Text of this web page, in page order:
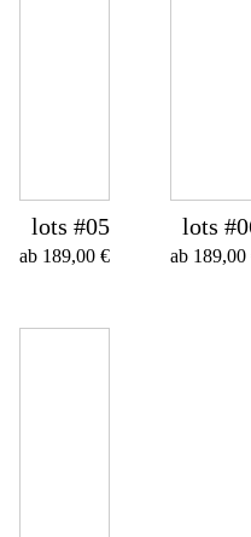
lots #05
ab 189,00 €
lots
ab 189,00